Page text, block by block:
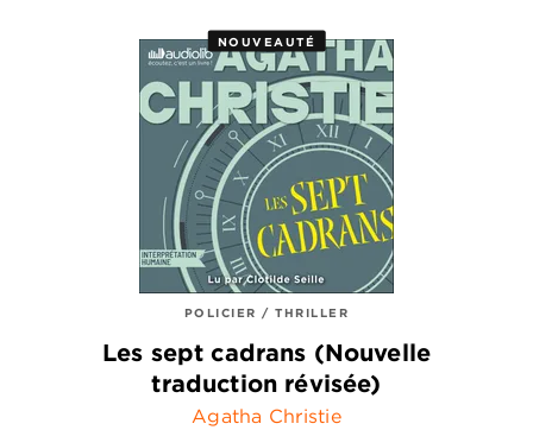
NOUVEAUTÉ
POLICIER / THRILLER
Les sept cadrans (Nouvelle
traduction révisée)
Agatha Christie